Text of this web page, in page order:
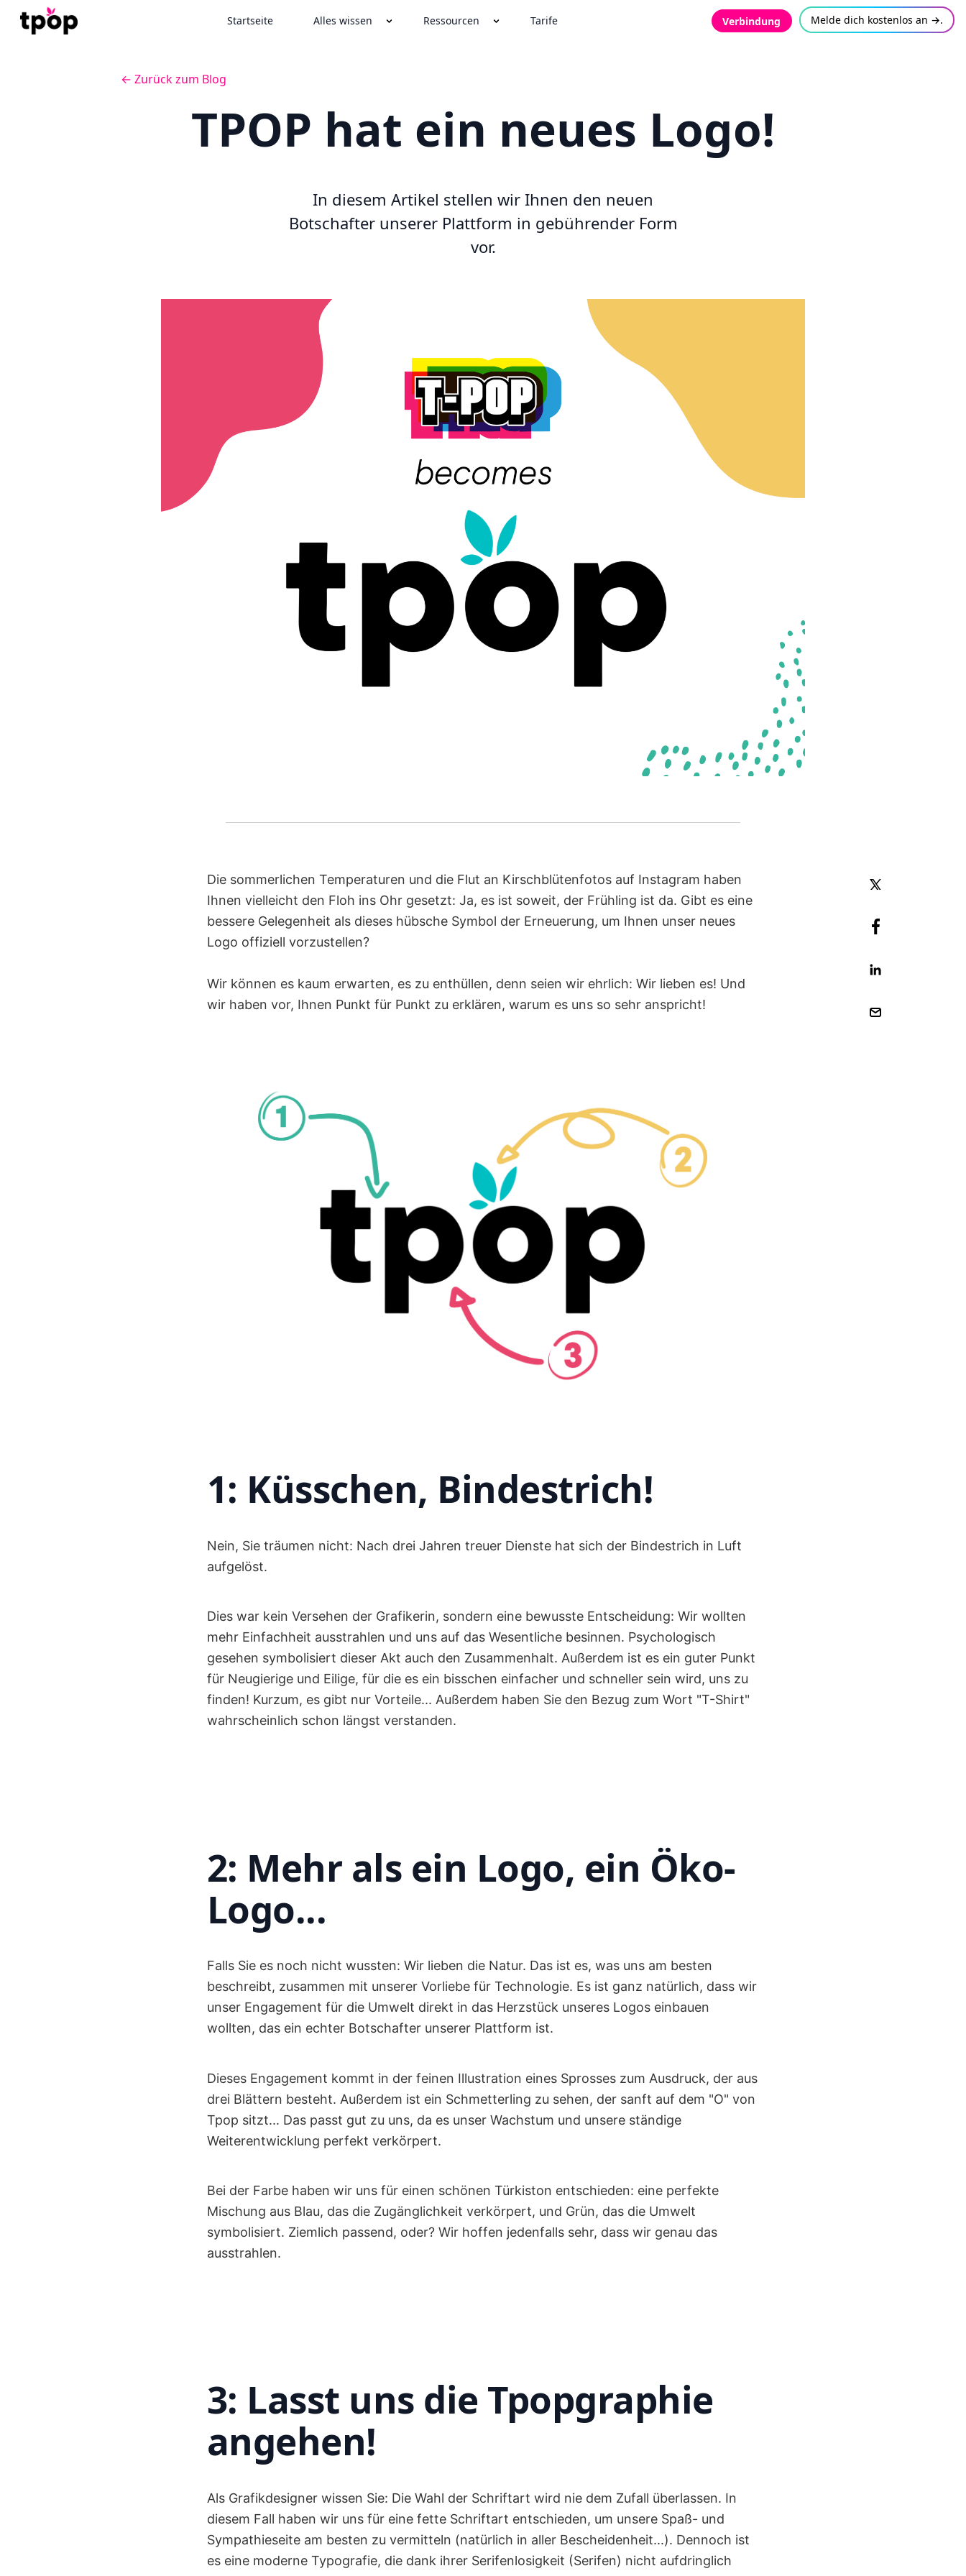
Startseite Alles wissen Ressourcen Tarife Verbindung Melde dich kostenlos an →.
← Zurück zum Blog
TPOP hat ein neues Logo!
In diesem Artikel stellen wir Ihnen den neuen
Botschafter unserer Plattform in gebührender Form
vor.
Die sommerlichen Temperaturen und die Flut an Kirschblütenfotos auf Instagram haben
Ihnen vielleicht den Floh ins Ohr gesetzt: Ja, es ist soweit, der Frühling ist da. Gibt es eine
bessere Gelegenheit als dieses hübsche Symbol der Erneuerung, um Ihnen unser neues
Logo offiziell vorzustellen?
Wir können es kaum erwarten, es zu enthüllen, denn seien wir ehrlich: Wir lieben es! Und
wir haben vor, Ihnen Punkt für Punkt zu erklären, warum es uns so sehr anspricht!
1: Küsschen, Bindestrich!
Nein, Sie träumen nicht: Nach drei Jahren treuer Dienste hat sich der Bindestrich in Luft
aufgelöst.
Dies war kein Versehen der Grafikerin, sondern eine bewusste Entscheidung: Wir wollten
mehr Einfachheit ausstrahlen und uns auf das Wesentliche besinnen. Psychologisch
gesehen symbolisiert dieser Akt auch den Zusammenhalt. Außerdem ist es ein guter Punkt
für Neugierige und Eilige, für die es ein bisschen einfacher und schneller sein wird, uns zu
finden! Kurzum, es gibt nur Vorteile... Außerdem haben Sie den Bezug zum Wort "T-Shirt"
wahrscheinlich schon längst verstanden.
2: Mehr als ein Logo, ein Öko-
Logo...
Falls Sie es noch nicht wussten: Wir lieben die Natur. Das ist es, was uns am besten
beschreibt, zusammen mit unserer Vorliebe für Technologie. Es ist ganz natürlich, dass wir
unser Engagement für die Umwelt direkt in das Herzstück unseres Logos einbauen
wollten, das ein echter Botschafter unserer Plattform ist.
Dieses Engagement kommt in der feinen Illustration eines Sprosses zum Ausdruck, der aus
drei Blättern besteht. Außerdem ist ein Schmetterling zu sehen, der sanft auf dem "O" von
Tpop sitzt... Das passt gut zu uns, da es unser Wachstum und unsere ständige
Weiterentwicklung perfekt verkörpert.
Bei der Farbe haben wir uns für einen schönen Türkiston entschieden: eine perfekte
Mischung aus Blau, das die Zugänglichkeit verkörpert, und Grün, das die Umwelt
symbolisiert. Ziemlich passend, oder? Wir hoffen jedenfalls sehr, dass wir genau das
ausstrahlen.
3: Lasst uns die Tpopgraphie
angehen!
Als Grafikdesigner wissen Sie: Die Wahl der Schriftart wird nie dem Zufall überlassen. In
diesem Fall haben wir uns für eine fette Schriftart entschieden, um unsere Spaß- und
Sympathieseite am besten zu vermitteln (natürlich in aller Bescheidenheit...). Dennoch ist
es eine moderne Typografie, die dank ihrer Serifenlosigkeit (Serifen) nicht aufdringlich